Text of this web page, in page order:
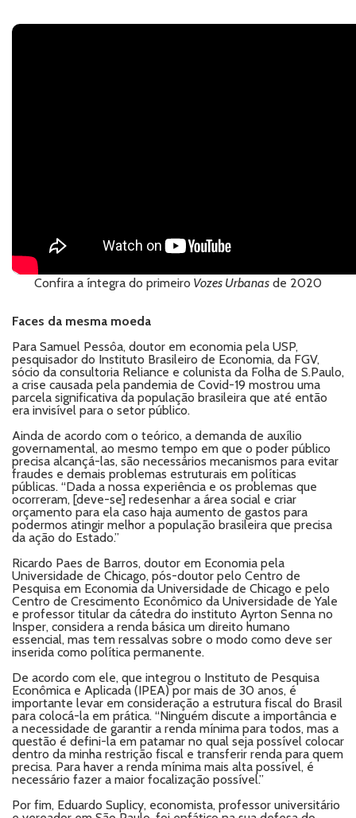
Confira a íntegra do primeiro Vozes Urbanas de 2020
Faces da mesma moeda
Para Samuel Pessôa, doutor em economia pela USP,
pesquisador do Instituto Brasileiro de Economia, da FGV,
sócio da consultoria Reliance e colunista da Folha de S.Paulo,
a crise causada pela pandemia de Covid-19 mostrou uma
parcela significativa da população brasileira que até então
era invisível para o setor público.
Ainda de acordo com o teórico, a demanda de auxílio
governamental, ao mesmo tempo em que o poder público
precisa alcançá-las, são necessários mecanismos para evitar
fraudes e demais problemas estruturais em políticas
públicas. “Dada a nossa experiência e os problemas que
ocorreram, [deve-se] redesenhar a área social e criar
orçamento para ela caso haja aumento de gastos para
podermos atingir melhor a população brasileira que precisa
da ação do Estado.”
Ricardo Paes de Barros, doutor em Economia pela
Universidade de Chicago, pós-doutor pelo Centro de
Pesquisa em Economia da Universidade de Chicago e pelo
Centro de Crescimento Econômico da Universidade de Yale
e professor titular da cátedra do instituto Ayrton Senna no
Insper, considera a renda básica um direito humano
essencial, mas tem ressalvas sobre o modo como deve ser
inserida como política permanente.
De acordo com ele, que integrou o Instituto de Pesquisa
Econômica e Aplicada (IPEA) por mais de 30 anos, é
importante levar em consideração a estrutura fiscal do Brasil
para colocá-la em prática. “Ninguém discute a importância e
a necessidade de garantir a renda mínima para todos, mas a
questão é defini-la em patamar no qual seja possível colocar
dentro da minha restrição fiscal e transferir renda para quem
precisa. Para haver a renda mínima mais alta possível, é
necessário fazer a maior focalização possível.”
Por fim, Eduardo Suplicy, economista, professor universitário